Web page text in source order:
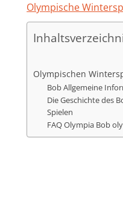
Olympische
Olympischen
Bob Allgemeine
Die Geschichte des
Spielen
FAQ Olympia Bob